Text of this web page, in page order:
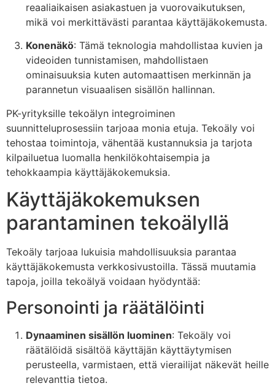
reaaliaikaisen asiakastuen ja vuorovaikutuksen,
mikä voi merkittävästi parantaa käyttäjäkokemusta.
Konenäkö: Tämä teknologia mahdollistaa kuvien ja
videoiden tunnistamisen, mahdollistaen
ominaisuuksia kuten automaattisen merkinnän ja
parannetun visuaalisen sisällön hallinnan.
PK-yrityksille tekoälyn integroiminen
suunnitteluprosessiin tarjoaa monia etuja. Tekoäly voi
tehostaa toimintoja, vähentää kustannuksia ja tarjota
kilpailuetua luomalla henkilökohtaisempia ja
tehokkaampia käyttäjäkokemuksia.
Käyttäjäkokemuksen
parantaminen tekoälyllä
Tekoäly tarjoaa lukuisia mahdollisuuksia parantaa
käyttäjäkokemusta verkkosivustoilla. Tässä muutamia
tapoja, joilla tekoälyä voidaan hyödyntää:
Personointi ja räätälöinti
Dynaaminen sisällön luominen: Tekoäly voi
räätälöidä sisältöä käyttäjän käyttäytymisen
perusteella, varmistaen, että vierailijat näkevät heille
relevanttia tietoa.